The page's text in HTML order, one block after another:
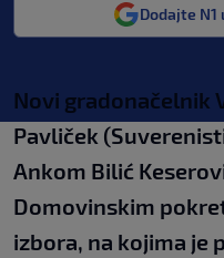
Dodajte
Novi gradonačelnik
Pavliček
Ankom Bilić
Domovinskim
izbora, na kojima je